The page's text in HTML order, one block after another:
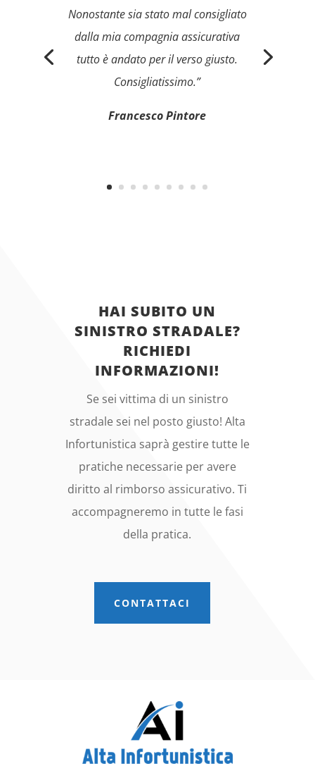
Nonostante sia stato mal consigliato
dalla mia compagnia assicurativa
tutto è andato per il verso giusto.
Consigliatissimo.”
Francesco Pintore
HAI SUBITO UN
SINISTRO STRADALE?
RICHIEDI
INFORMAZIONI!
Se sei vittima di un sinistro
stradale sei nel posto giusto! Alta
Infortunistica saprà gestire tutte le
pratiche necessarie per avere
diritto al rimborso assicurativo. Ti
accompagneremo in tutte le fasi
della pratica.
CONTATTACI